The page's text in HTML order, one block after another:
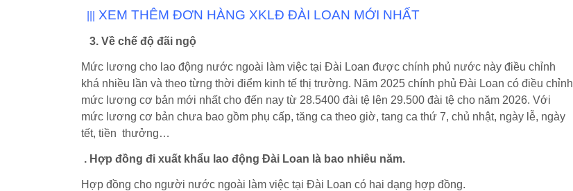
XEM THÊM ĐƠN HÀNG XKLĐ ĐÀI LOAN MỚI NHẤT
3. Về chế độ đãi ngộ
Mức lương cho lao động nước ngoài làm việc tại Đài Loan được chính phủ nước này điều chỉnh
khá nhiều lần và theo từng thời điểm kinh tế thị trường. Năm 2025 chính phủ Đài Loan có điều chỉnh
mức lương cơ bản mới nhất cho đến nay từ 28.5400 đài tệ lên 29.500 đài tệ cho năm 2026. Với
mức lương cơ bản chưa bao gồm phụ cấp, tăng ca theo giờ, tang ca thứ 7, chủ nhật, ngày lễ, ngày
tết, tiền thưởng…
. Hợp đồng đi xuất khẩu lao động Đài Loan là bao nhiêu năm.
Hợp đồng cho người nước ngoài làm việc tại Đài Loan có hai dạng hợp đồng.